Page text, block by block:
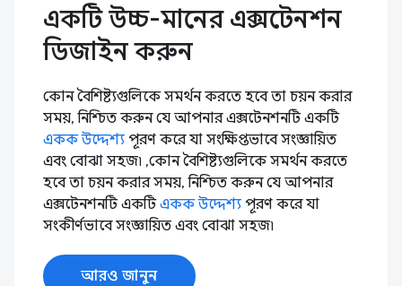
একটি উচ্চ-মানের এক্সটেনশন
ডিজাইন করুন
কোন বৈশিষ্ট্যগুলিকে সমর্থন করতে হবে তা চয়ন করার
সময়, নিশ্চিত করুন যে আপনার এক্সটেনশনটি একটি
একক উদ্দেশ্য পূরণ করে যা সংক্ষিপ্তভাবে সংজ্ঞায়িত
এবং বোঝা সহজ৷ ,কোন বৈশিষ্ট্যগুলিকে সমর্থন করতে
হবে তা চয়ন করার সময়, নিশ্চিত করুন যে আপনার
এক্সটেনশনটি একটিএকক উদ্দেশ্য পূরণ করে যা
সংকীর্ণভাবে সংজ্ঞায়িত এবং বোঝা সহজ৷
আরও জানুন